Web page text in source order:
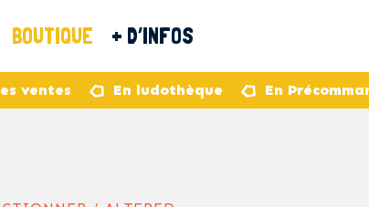
BOUTIQUE + D’INFOS
ventes En ludothèque En